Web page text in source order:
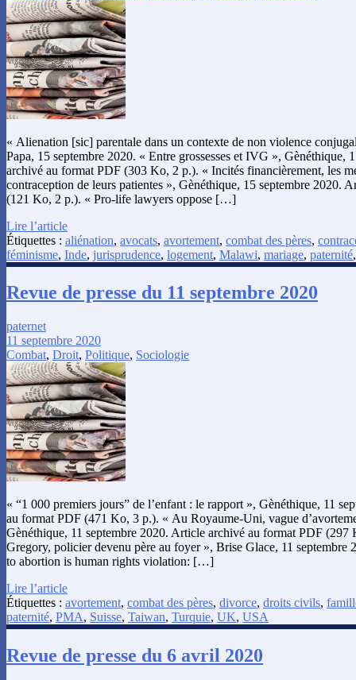
« Alienation [sic] parentale dans un contexte de non violence
Papa, 15 septembre 2020. « Entre grossesses et IVG », Gènéthique,
archivé au format PDF (303 Ko, 2 p.). « Incités financièrement, les
contraception de leurs patientes », Gènéthique, 15 septembre 2020.
(121 Ko, 2 p.). « Pro-life lawyers oppose […]
Lire l’article
Étiquettes : aliénation, avocats, avortement, combat des pères,
féminisme, Inde, jurisprudence, logement, Malawi, mariage, paternité
Revue de presse du 11 septembre 2020
paternet
11 septembre 2020
Combat, Droit, Politique, Sociologie
« “1 000 premiers jours” de l’enfant : le rapport », Gènéthique, 11
au format PDF (471 Ko, 3 p.). « Au Royaume-Uni, vague
Gènéthique, 11 septembre 2020. Article archivé au format PDF (297
Gregory, policier devenu père au foyer », Brise Glace, 11 septembre
to abortion is human rights violation: […]
Lire l’article
Étiquettes : avortement, combat des pères, divorce, droits civils,
paternité, PMA, Suisse, Taiwan, Turquie, UK, USA
Revue de presse du 6 avril 2020